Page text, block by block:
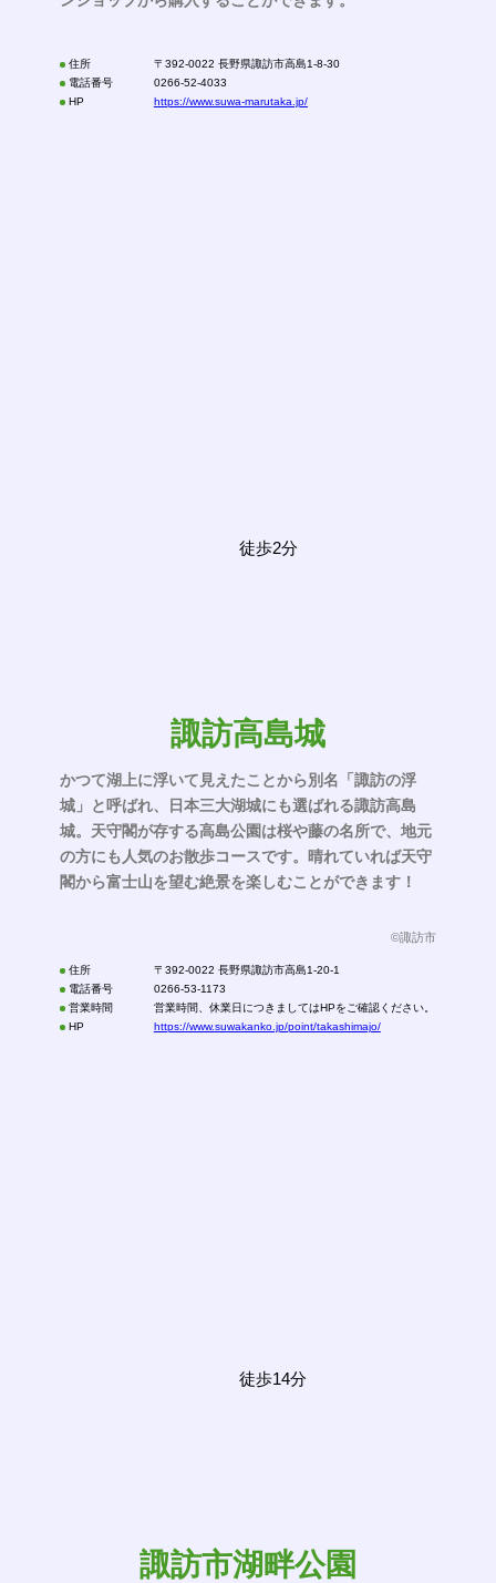
住所
〒392-0022 長野県諏訪市高島1-8-30
電話番号
0266-52-4033
HP
https://www.suwa-marutaka.jp/
徒歩2分
諏訪高島城
かつて湖上に浮いて見えたことから別名「諏訪の浮
城」と呼ばれ、日本三大湖城にも選ばれる諏訪高島
城。天守閣が存する高島公園は桜や藤の名所で、地元
の方にも人気のお散歩コースです。晴れていれば天守
閣から富士山を望む絶景を楽しむことができます！
©諏訪市
住所
〒392-0022 長野県諏訪市高島1-20-1
電話番号
0266-53-1173
営業時間
営業時間、休業日につきましてはHPをご確認ください。
HP
https://www.suwakanko.jp/point/takashimajo/
徒歩14分
諏訪市湖畔公園